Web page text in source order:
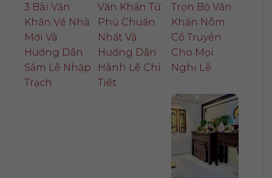
3 Bài Văn
Khấn Về Nhà
Mới Và
Hướng Dẫn
Sắm Lễ Nhập
Trạch
Văn Khấn Tứ
Phủ Chuẩn
Nhất Và
Hướng Dẫn
Hành Lễ Chi
Tiết
Trọn Bộ Văn
Khấn Nôm
Cổ Truyền
Cho Mọi
Nghi Lễ